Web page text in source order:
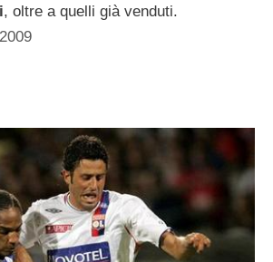
, oltre a quelli già venduti.